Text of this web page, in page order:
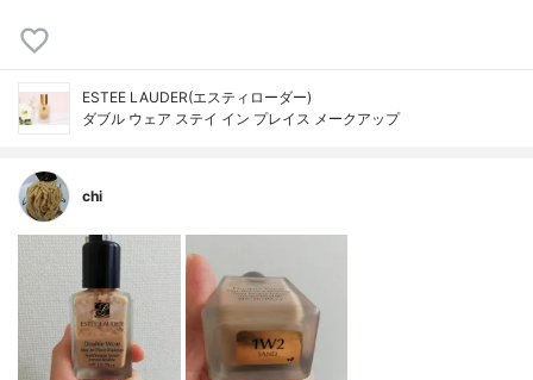
ESTEE LAUDER(エスティローダー)
ダブル ウェア ステイ イン プレイス メークアップ
chi